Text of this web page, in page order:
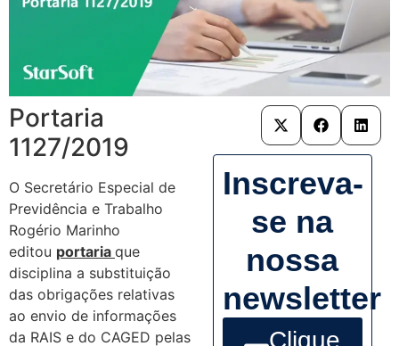
Portaria
1127/2019
O Secretário Especial de
Previdência e Trabalho
Rogério Marinho
editou portaria que
disciplina a substituição
das obrigações relativas
ao envio de informações
da RAIS e do CAGED pelas
Inscreva-
se na
nossa
newsletter
Clique